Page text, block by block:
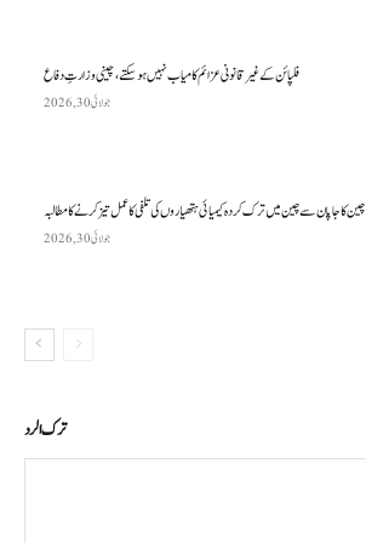
فلپائن کے غیر قانونی عزائم کامیاب نہیں ہو سکتے ، چینی وزارتِ دفاع
جولائی 30, 2026
چین کا جاپان سے چین میں ترک کردہ کیمیائی ہتھیاروں کی تلفی کا عمل تیز کرنے کا مطالبہ
جولائی 30, 2026
ترك الرد